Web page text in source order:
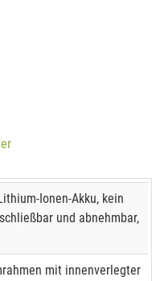
Ionen-Akku, kein
und abnehmbar,
mit innenverlegter